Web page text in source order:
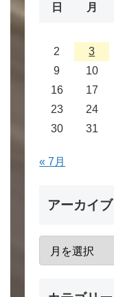
日 月
2
3
9
10
16
17
23
24
30
31
« 7月
アーカイブ